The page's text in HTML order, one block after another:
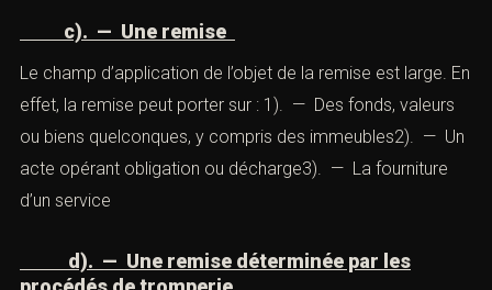
loi, à savoir : 1). — L’usage d’un faux nom ou d’une
(notamment une profession inspirant une confiance
particulière) 3). — L’emploi de manœuvres frauduleuses
(mensonge ; machination ; stratagème ; mise en scène ;
ou intervention d’untiers de nature à crédibiliser l’auteur).